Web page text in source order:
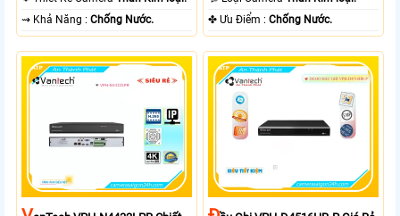
️⇝ Khả Năng :Chống Nước.
️✤ Ưu Điểm :Chống Nước.